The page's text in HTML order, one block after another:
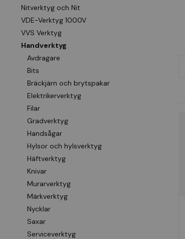
Nitverktyg och Nit
VDE-Verktyg 1000V
VVS Verktyg
Handverktyg
Avdragare
Bits
Bräckjärn och brytspakar
Elektrikerverktyg
Filar
Gradverktyg
Handsågar
Hylsor och hylsverktyg
Häftverktyg
Knivar
Murarverktyg
Märkverktyg
Nycklar
Saxar
Serviceverktyg